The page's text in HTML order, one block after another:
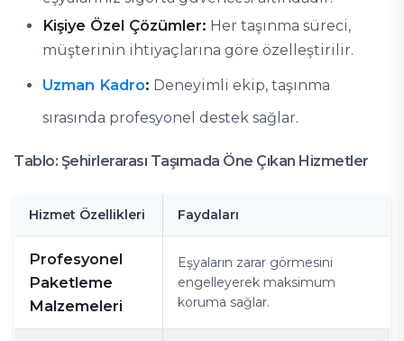
Kişiye Özel Çözümler: Her taşınma süreci,
müşterinin ihtiyaçlarına göre özelleştirilir.
Uzman Kadro: Deneyimli ekip, taşınma
sırasında profesyonel destek sağlar.
Tablo: Şehirlerarası Taşımada Öne Çıkan Hizmetler
Hizmet Özellikleri Faydaları
Profesyonel
Paketleme
Malzemeleri
Eşyaların zarar görmesini
engelleyerek maksimum
koruma sağlar.